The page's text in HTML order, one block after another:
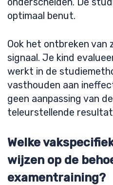
optimaal benut.
Ook het ontbreken van
signaal. Je kind
werkt in de
vasthouden aan
geen aanpassing van
teleurstellende
Welke
wijzen op de
examentraining?